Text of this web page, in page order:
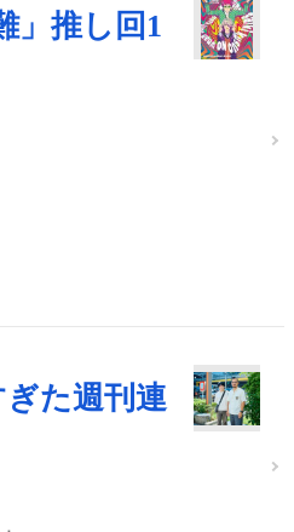
」推し回1
た週刊連